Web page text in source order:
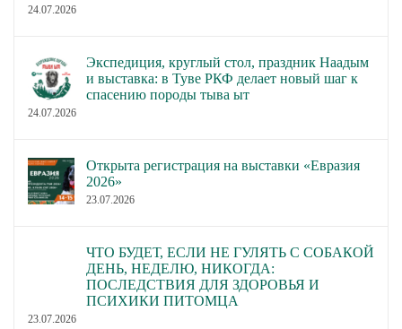
24.07.2026
Экспедиция, круглый стол, праздник Наадым
и выставка: в Туве РКФ делает новый шаг к
спасению породы тыва ыт
24.07.2026
Открыта регистрация на выставки «Евразия
2026»
23.07.2026
ЧТО БУДЕТ, ЕСЛИ НЕ ГУЛЯТЬ С СОБАКОЙ
ДЕНЬ, НЕДЕЛЮ, НИКОГДА:
ПОСЛЕДСТВИЯ ДЛЯ ЗДОРОВЬЯ И
ПСИХИКИ ПИТОМЦА
23.07.2026